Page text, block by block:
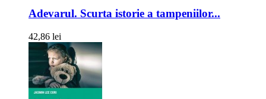
Adevarul. Scurta istorie a tampeniilor...
42,86 lei